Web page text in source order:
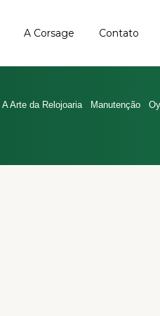
A Corsage Contato
A Arte da Relojoaria Manutenção